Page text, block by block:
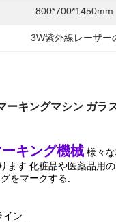
800*700*1450mm
3W紫外線レーザー
ーキングマシン ガラ
キング機械 様々
ます.化粧品や医薬品用
をマークする.
イン